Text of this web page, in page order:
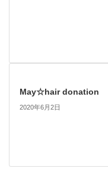
May☆hair donation
2020年6月2日